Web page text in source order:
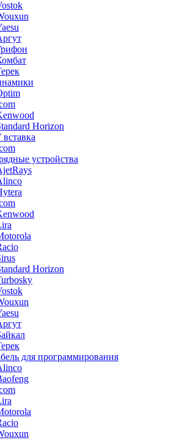
Horizon
устройства
Horizon
для программирования